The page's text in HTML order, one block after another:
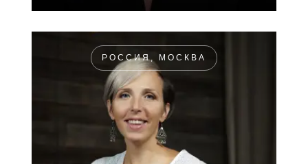
РОССИЯ, МОСКВА